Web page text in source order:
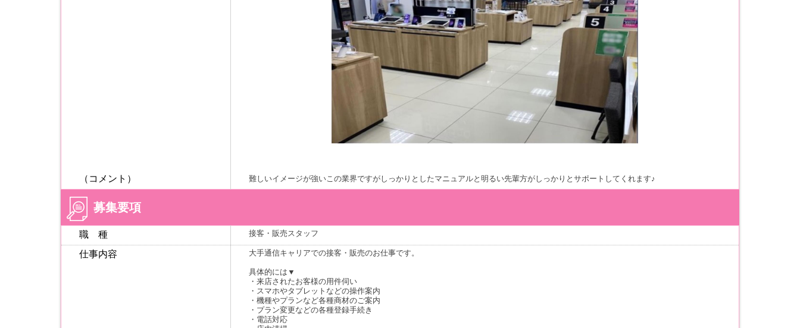
（コメント） 難しいイメージが強いこの業界ですがしっかりとしたマニュアルと明るい先輩方がしっかりとサポートしてくれます♪
募集要項
職 種 接客・販売スタッフ
仕事内容 大手通信キャリアでの接客・販売のお仕事です。
具体的には▼
・来店されたお客様の用件伺い
・スマホやタブレットなどの操作案内
・機種やプランなど各種商材のご案内
・プラン変更などの各種登録手続き
・電話対応